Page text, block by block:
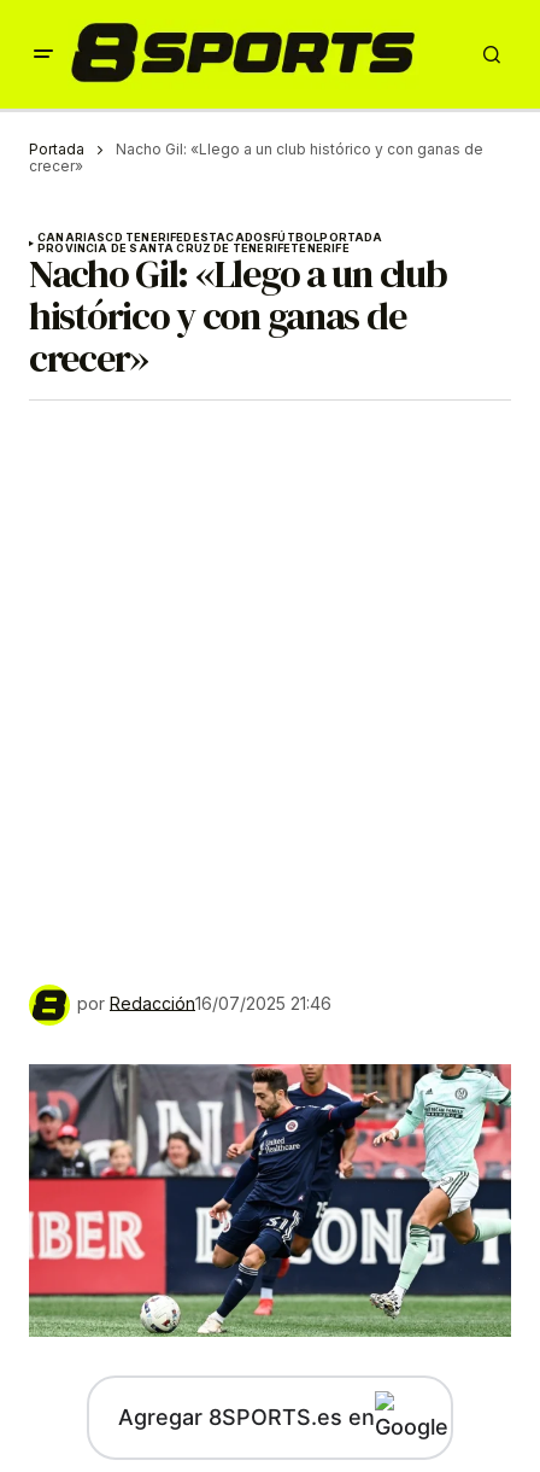
Portada
Nacho Gil: «Llego a un club histórico y con ganas de
crecer»
CANARIASCD TENERIFEDESTACADOSFÚTBOLPORTADA
PROVINCIA DE SANTA CRUZ DE TENERIFETENERIFE
Nacho Gil: «Llego a un club
histórico y con ganas de
crecer»
por Redacción16/07/2025 21:46
Agregar 8SPORTS.es en